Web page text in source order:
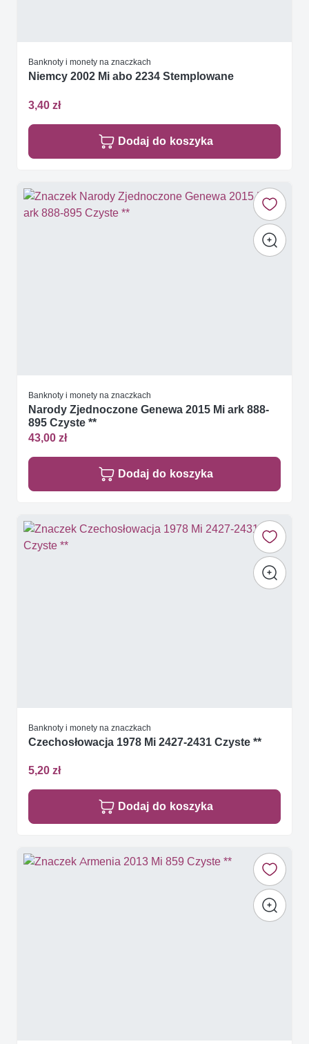
Banknoty i monety na znaczkach
Niemcy 2002 Mi abo 2234 Stemplowane
3,40 zł
Dodaj do koszyka
Banknoty i monety na znaczkach
Narody Zjednoczone Genewa 2015 Mi ark 888-
895 Czyste **
43,00 zł
Dodaj do koszyka
Banknoty i monety na znaczkach
Czechosłowacja 1978 Mi 2427-2431 Czyste **
5,20 zł
Dodaj do koszyka